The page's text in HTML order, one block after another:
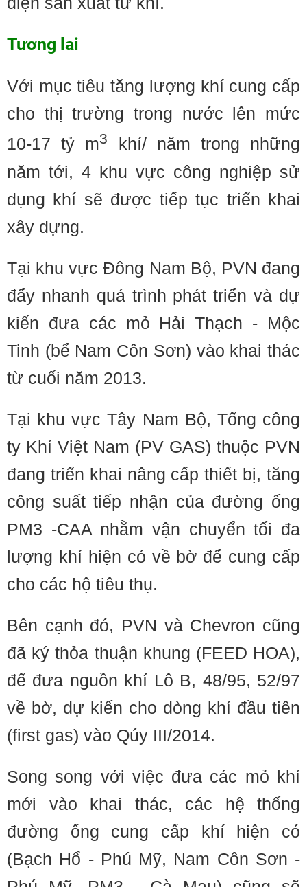
Tương lai
Với mục tiêu tăng lượng khí cung cấp
cho thị trường trong nước lên mức
10-17 tỷ m3
khí/ năm trong những
năm tới, 4 khu vực công nghiệp sử
dụng khí sẽ được tiếp tục triển khai
xây dựng.
Tại khu vực Ðông Nam Bộ, PVN đang
đẩy nhanh quá trình phát triển và dự
kiến đưa các mỏ Hải Thạch - Mộc
Tinh (bể Nam Côn Sơn) vào khai thác
từ cuối năm 2013.
Tại khu vực Tây Nam Bộ, Tổng công
ty Khí Việt Nam (PV GAS) thuộc PVN
đang triển khai nâng cấp thiết bị, tăng
công suất tiếp nhận của đường ống
PM3 -CAA nhằm vận chuyển tối đa
lượng khí hiện có về bờ để cung cấp
cho các hộ tiêu thụ.
Bên cạnh đó, PVN và Chevron cũng
đã ký thỏa thuận khung (FEED HOA),
để đưa nguồn khí Lô B, 48/95, 52/97
về bờ, dự kiến cho dòng khí đầu tiên
(first gas) vào Qúy III/2014.
Song song với việc đưa các mỏ khí
mới vào khai thác, các hệ thống
đường ống cung cấp khí hiện có
(Bạch Hổ - Phú Mỹ, Nam Côn Sơn -